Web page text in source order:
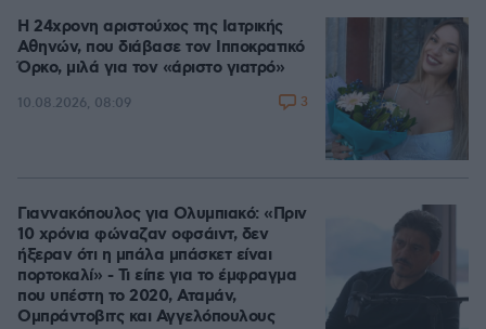
Η 24χρονη αριστούχος της Ιατρικής
Αθηνών, που διάβασε τον Ιπποκρατικό
Όρκο, μιλά για τον «άριστο γιατρό»
10.08.2026, 08:09 3
Γιαννακόπουλος για Ολυμπιακό: «Πριν
10 χρόνια φώναζαν οφσάιντ, δεν
ήξεραν ότι η μπάλα μπάσκετ είναι
πορτοκαλί» - Τι είπε για το έμφραγμα
που υπέστη το 2020, Αταμάν,
Ομπράντοβιτς και Αγγελόπουλους